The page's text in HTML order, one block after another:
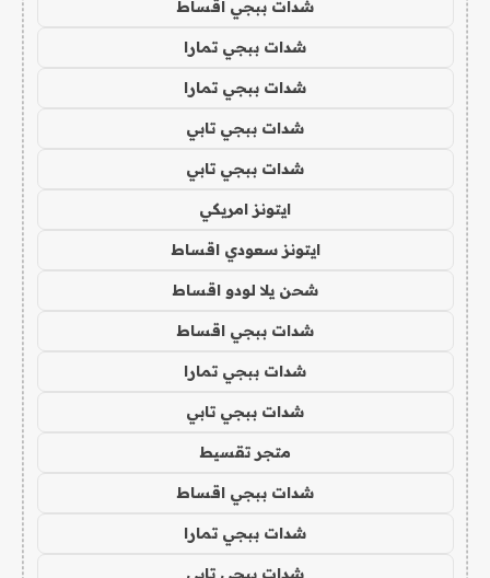
شدات ببجي اقساط
شدات ببجي تمارا
شدات ببجي تمارا
شدات ببجي تابي
شدات ببجي تابي
ايتونز امريكي
ايتونز سعودي اقساط
شحن يلا لودو اقساط
شدات ببجي اقساط
شدات ببجي تمارا
شدات ببجي تابي
متجر تقسيط
شدات ببجي اقساط
شدات ببجي تمارا
شدات ببجي تابي